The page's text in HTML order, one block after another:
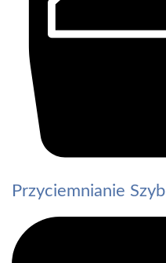
Przyciemnianie Szyb